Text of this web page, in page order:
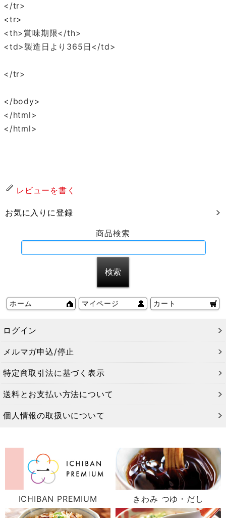
</tr>
<tr>
<th>賞味期限</th>
<td>製造日より365日</td>
</tr>
</body>
</html>
</html>
レビューを書く
お気に入りに登録
商品検索
ホーム マイページ カート
ログイン
メルマガ申込/停止
特定商取引法に基づく表示
送料とお支払い方法について
個人情報の取扱いについて
ICHIBAN PREMIUM きわみ つゆ・だし